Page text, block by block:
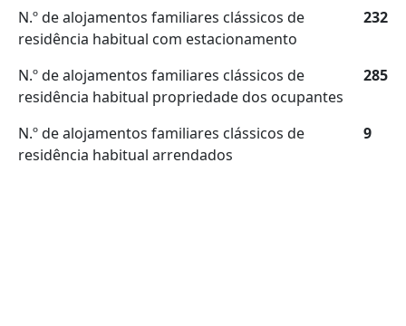
N.º de alojamentos familiares clássicos de
residência habitual com estacionamento
232
N.º de alojamentos familiares clássicos de
residência habitual propriedade dos ocupantes
285
N.º de alojamentos familiares clássicos de
residência habitual arrendados
9